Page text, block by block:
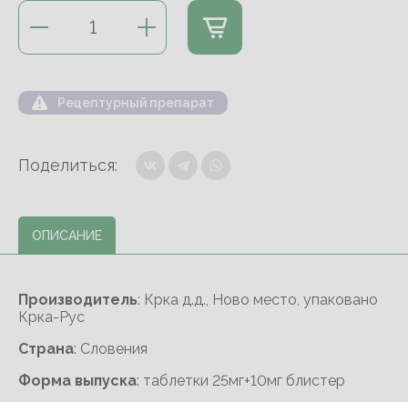
Рецептурный препарат
Поделиться:
ОПИСАНИЕ
Производитель: Крка д.д., Ново место, упаковано
Крка-Рус
Cтрана: Словения
Форма выпуска: таблетки 25мг+10мг блистер